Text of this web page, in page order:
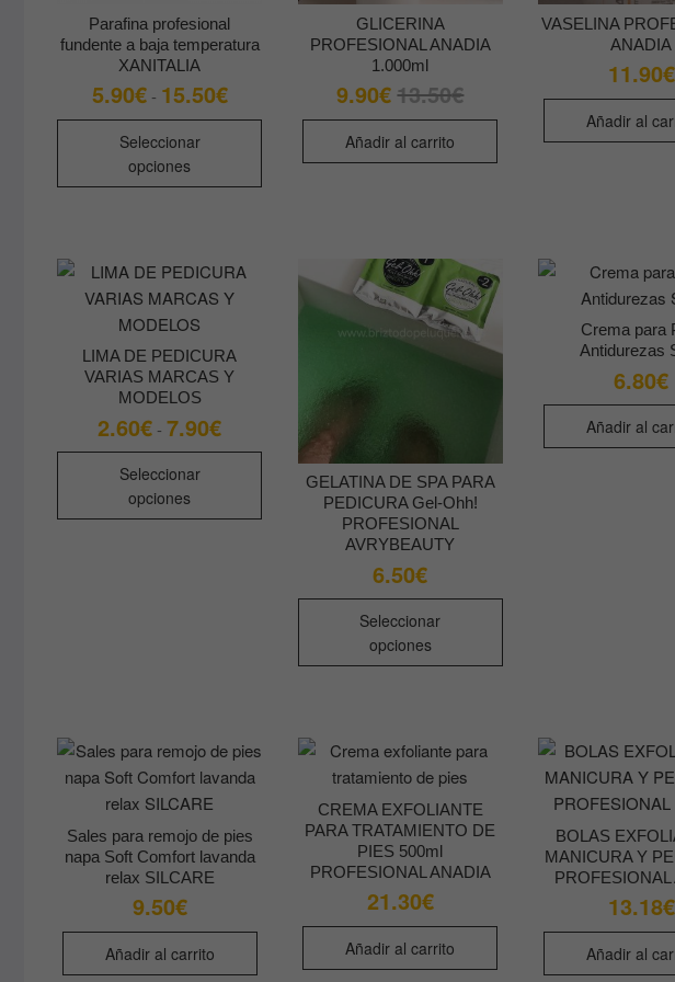
producto
Parafina profesional
fundente a baja temperatura
XANITALIA
5.90€ - 15.50€Rango
de
precios:
15.50€
Seleccionar
opciones
Este
opciones
página
producto
GLICERINA
PROFESIONAL ANADIA
1.000ml
13.50€El
original
9.90€ El
actual
Añadir al carrito
VASELINA
ANADIA
11.90€
Añadir al
LIMA DE PEDICURA
VARIAS MARCAS Y
MODELOS
2.60€ - 7.90€Rango
de
precios:
7.90€
Seleccionar
opciones
Este
producto
pueden
producto
GELATINA DE SPA PARA
PEDICURA Gel-Ohh!
PROFESIONAL
AVRYBEAUTY
6.50€
Seleccionar
opciones
Este
opciones
pueden
producto
Crema para
Antidurezas
6.80€
Añadir al
Sales para remojo de pies
napa Soft Comfort lavanda
relax SILCARE
9.50€
Añadir al carrito
CREMA EXFOLIANTE
PARA TRATAMIENTO DE
PIES 500ml
PROFESIONAL ANADIA
21.30€
Añadir al carrito
BOLAS
MANICURA Y
PROFESIONAL
13.18€
Añadir al